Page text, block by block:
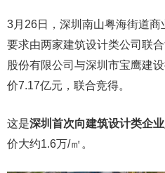
3月26日，深圳南山粤海街道商
要求由两家建筑设计类公司联
股份有限公司与深圳市宝鹰建
价7.17亿元，联合竞得。
这是深圳首次向建筑设计类企
价大约1.6万/㎡。